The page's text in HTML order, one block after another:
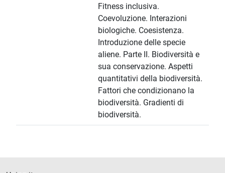
Fitness inclusiva.
Coevoluzione. Interazioni
biologiche. Coesistenza.
Introduzione delle specie
aliene. Parte II. Biodiversità e
sua conservazione. Aspetti
quantitativi della biodiversità.
Fattori che condizionano la
biodiversità. Gradienti di
biodiversità.